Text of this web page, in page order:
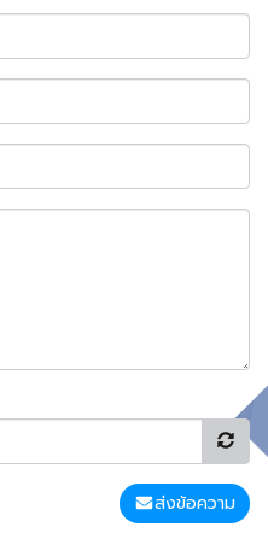
ส่งข้อความ